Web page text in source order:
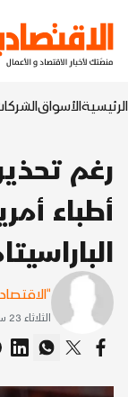
الرئيسيةالأسواق
رغم
أطباء
الثلاثاء 23 سبتمبر 2025 13:57